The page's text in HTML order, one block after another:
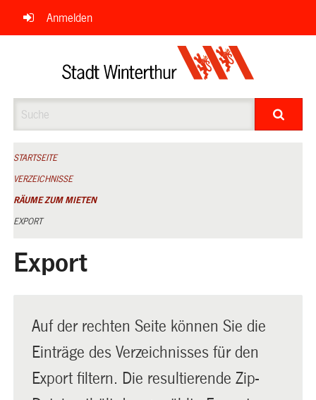
Navigation
überspringen
Anmelden
STARTSEITE
VERZEICHNISSE
RÄUME ZUM MIETEN
EXPORT
Export
Auf der rechten Seite können Sie die
Einträge des Verzeichnisses für den
Export filtern. Die resultierende Zip-